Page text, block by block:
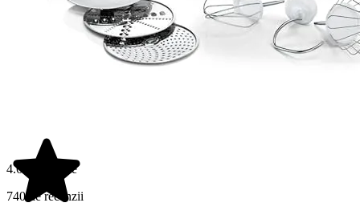
4.6 din 5 stele
740 de recenzii